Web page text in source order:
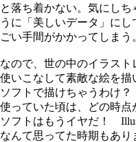
と落ち着かない。気にし
うに「美しいデータ」に
ごい手間がかかってしまう
なので、世の中のイラスト
使いこなして素敵な絵を
ソフトで描けちゃうわけ
使っていた頃は、どの時点
ソフトはもうイヤだ！
なんて思ってた時期もあり